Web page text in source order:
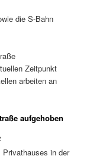
die S-Bahn
Zeitpunkt
arbeiten an
aufgehoben
Privathauses in der